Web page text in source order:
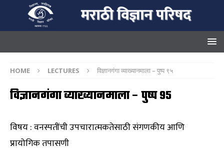
HOME LECTURES विज्ञानगंगा व्याख्यानमाला – पुष्प ९५
विज्ञानगंगा व्याख्यानमाला – पुष्प ९५
विषय : वनस्पतींची उपचारात्मकतेसाठी संगणकीय आणि
प्रायोगिक तपासणी